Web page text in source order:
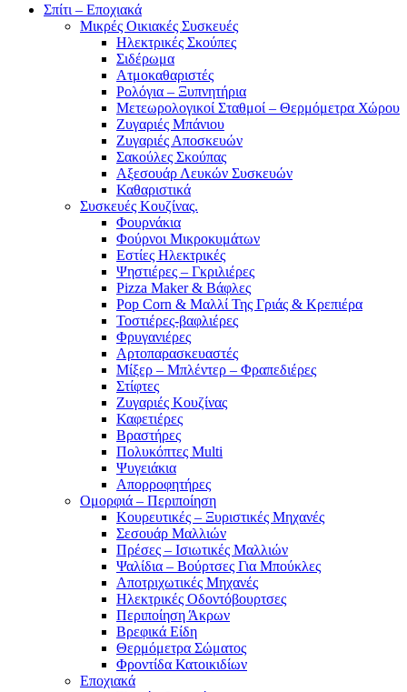
Σπίτι – Εποχιακά
Μικρές Οικιακές Συσκευές
Ηλεκτρικές Σκούπες
Σιδέρωμα
Ατμοκαθαριστές
Ρολόγια – Ξυπνητήρια
Μετεωρολογικοί Σταθμοί – Θερμόμετρα Χώρου
Ζυγαριές Μπάνιου
Ζυγαριές Αποσκευών
Σακούλες Σκούπας
Αξεσουάρ Λευκών Συσκευών
Καθαριστικά
Συσκευές Κουζίνας.
Φουρνάκια
Φούρνοι Μικροκυμάτων
Εστίες Ηλεκτρικές
Ψηστιέρες – Γκριλιέρες
Pizza Maker & Βάφλες
Pop Corn & Μαλλί Της Γριάς & Κρεπιέρα
Τοστιέρες-βαφλιέρες
Φρυγανιέρες
Αρτοπαρασκευαστές
Μίξερ – Μπλέντερ – Φραπεδιέρες
Στίφτες
Ζυγαριές Κουζίνας
Καφετιέρες
Βραστήρες
Πολυκόπτες Multi
Ψυγειάκια
Απορροφητήρες
Ομορφιά – Περιποίηση
Κουρευτικές – Ξυριστικές Μηχανές
Σεσουάρ Μαλλιών
Πρέσες – Ισιωτικές Μαλλιών
Ψαλίδια – Βούρτσες Για Μπούκλες
Αποτριχωτικές Μηχανές
Ηλεκτρικές Οδοντόβουρτσες
Περιποίηση Άκρων
Βρεφικά Είδη
Θερμόμετρα Σώματος
Φροντίδα Κατοικιδίων
Εποχιακά